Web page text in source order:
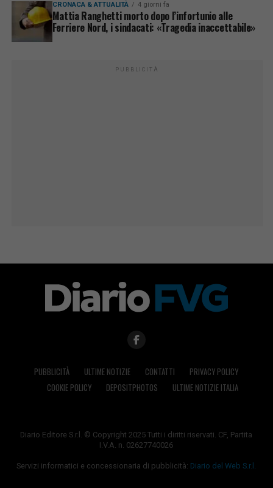
CRONACA & ATTUALITÀ 4 giorni fa
Mattia Ranghetti morto dopo l’infortunio alle
Ferriere Nord, i sindacati: «Tragedia inaccettabile»
PUBBLICITÀ
PUBBLICITÀ ULTIME NOTIZIE CONTATTI
PRIVACY POLICY
COOKIE POLICY
DEPOSITPHOTOS ULTIME NOTIZIE ITALIA
Diario Editore S.r.l. © Copyright 2025 Tutti i diritti riservati. CF, Partita
I.V.A. n. 02627740026
Servizi informatici e concessionaria di pubblicità: Diario del Web S.r.l.